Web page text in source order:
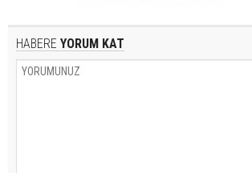
HABERE YORUM KAT